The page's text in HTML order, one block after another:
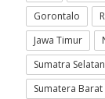
Gorontalo
Jawa Timur
Sumatra Selatan
Sumatera Barat